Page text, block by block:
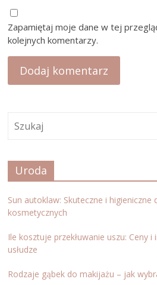
Zapamiętaj moje dane w tej
kolejnych komentarzy.
Uroda
Sun autoklaw: Skuteczne i higieniczne
kosmetycznych
Ile kosztuje przekłuwanie uszu: Ceny
usłudze
Rodzaje gąbek do makijażu – jak